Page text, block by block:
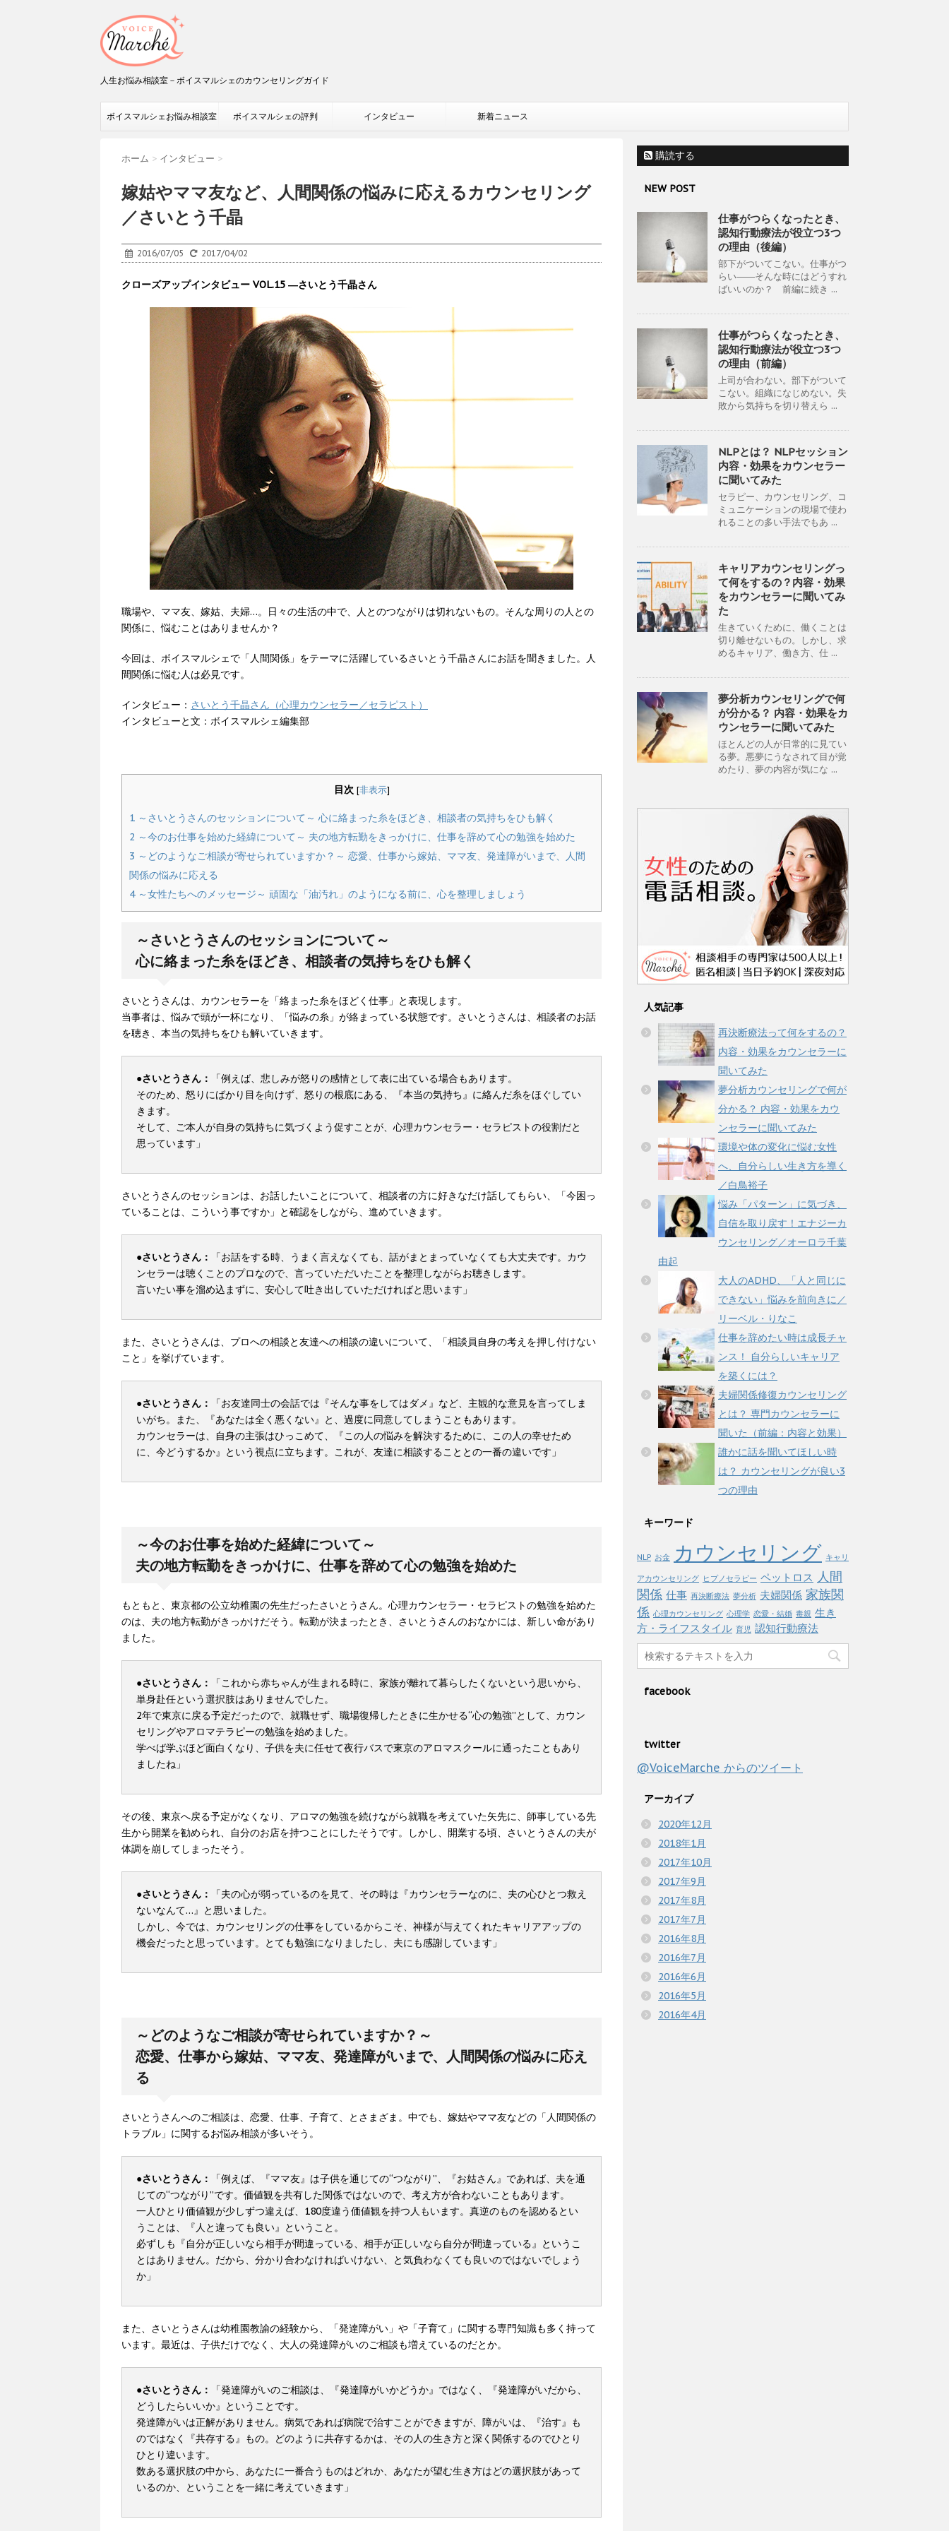
人生お悩み相談室－ボイスマルシェのカウンセリングガイド
ボイスマルシェお悩み相談室 ボイスマルシェの評判 インタビュー 新着ニュース
ホーム > インタビュー >
嫁姑やママ友など、人間関係の悩みに応えるカウンセリング
／さいとう千晶
2016/07/05 2017/04/02
クローズアップインタビュー VOL.15 ―さいとう千晶さん
職場や、ママ友、嫁姑、夫婦…。日々の生活の中で、人とのつながりは切れないもの。そんな周りの人との
関係に、悩むことはありませんか？
今回は、ボイスマルシェで「人間関係」をテーマに活躍しているさいとう千晶さんにお話を聞きました。人
間関係に悩む人は必見です。
インタビュー： さいとう千晶さん（心理カウンセラー／セラピスト）
インタビューと文：ボイスマルシェ編集部
目次 [非表示]
1 ～さいとうさんのセッションについて～ 心に絡まった糸をほどき、相談者の気持ちをひも解く
2 ～今のお仕事を始めた経緯について～ 夫の地方転勤をきっかけに、仕事を辞めて心の勉強を始めた
3 ～どのようなご相談が寄せられていますか？～ 恋愛、仕事から嫁姑、ママ友、発達障がいまで、人間
関係の悩みに応える
4～女性たちへのメッセージ～ 頑固な「油汚れ」のようになる前に、心を整理しましょう
～さいとうさんのセッションについて～
心に絡まった糸をほどき、相談者の気持ちをひも解く
さいとうさんは、カウンセラーを「絡まった糸をほどく仕事」と表現します。
当事者は、悩みで頭が一杯になり、「悩みの糸」が絡まっている状態です。さいとうさんは、相談者のお話
を聴き、本当の気持ちをひも解いていきます。
●さいとうさん：
「例えば、悲しみが怒りの感情として表に出ている場合もあります。
そのため、怒りにばかり目を向けず、怒りの根底にある、『本当の気持ち』に絡んだ糸をほぐしてい
きます。
そして、ご本人が自身の気持ちに気づくよう促すことが、心理カウンセラー・セラピストの役割だと
思っています」
さいとうさんのセッションは、お話したいことについて、相談者の方に好きなだけ話してもらい、「今困っ
ていることは、こういう事ですか」と確認をしながら、進めていきます。
●さいとうさん：
「お話をする時、うまく言えなくても、話がまとまっていなくても大丈夫です。カウ
ンセラーは聴くことのプロなので、言っていただいたことを整理しながらお聴きします。
言いたい事を溜め込まずに、安心して吐き出していただければと思います」
また、さいとうさんは、プロへの相談と友達への相談の違いについて、「相談員自身の考えを押し付けない
こと」を挙げています。
●さいとうさん：
「お友達同士の会話では『そんな事をしてはダメ』など、主観的な意見を言ってしま
いがち。また、『あなたは全く悪くない』と、過度に同意してしまうこともあります。
カウンセラーは、自身の主張はひっこめて、『この人の悩みを解決するために、この人の幸せため
に、今どうするか』という視点に立ちます。これが、友達に相談することとの一番の違いです」
～今のお仕事を始めた経緯について～
夫の地方転勤をきっかけに、仕事を辞めて心の勉強を始めた
もともと、東京都の公立幼稚園の先生だったさいとうさん。心理カウンセラー・セラピストの勉強を始めた
のは、夫の地方転勤がきっかけだそう。転勤が決まったとき、さいとうさんのおなかには、新しい命があり
ました。
●さいとうさん：
「これから赤ちゃんが生まれる時に、家族が離れて暮らしたくないという思いから、
単身赴任という選択肢はありませんでした。
2年で東京に戻る予定だったので、就職せず、職場復帰したときに生かせる“心の勉強”として、カウン
セリングやアロマテラピーの勉強を始めました。
学べば学ぶほど面白くなり、子供を夫に任せて夜行バスで東京のアロマスクールに通ったこともあり
ましたね」
その後、東京へ戻る予定がなくなり、アロマの勉強を続けながら就職を考えていた矢先に、師事している先
生から開業を勧められ、自分のお店を持つことにしたそうです。しかし、開業する頃、さいとうさんの夫が
体調を崩してしまったそう。
●さいとうさん：
「夫の心が弱っているのを見て、その時は『カウンセラーなのに、夫の心ひとつ救え
ないなんて…』と思いました。
しかし、今では、カウンセリングの仕事をしているからこそ、神様が与えてくれたキャリアアップの
機会だったと思っています。とても勉強になりましたし、夫にも感謝しています」
～どのようなご相談が寄せられていますか？～
恋愛、仕事から嫁姑、ママ友、発達障がいまで、人間関係の悩みに応え
る
さいとうさんへのご相談は、恋愛、仕事、子育て、とさまざま。中でも、嫁姑やママ友などの「人間関係の
トラブル」に関するお悩み相談が多いそう。
●さいとうさん：
「例えば、『ママ友』は子供を通じての“つながり”、『お姑さん』であれば、夫を通
じての“つながり”です。価値観を共有した関係ではないので、考え方が合わないこともあります。
一人ひとり価値観が少しずつ違えば、180度違う価値観を持つ人もいます。真逆のものを認めるとい
うことは、『人と違っても良い』ということ。
必ずしも『自分が正しいなら相手が間違っている、相手が正しいなら自分が間違っている』というこ
とはありません。だから、分かり合わなければいけない、と気負わなくても良いのではないでしょう
か」
また、さいとうさんは幼稚園教諭の経験から、「発達障がい」や「子育て」に関する専門知識も多く持って
います。最近は、子供だけでなく、大人の発達障がいのご相談も増えているのだとか。
●さいとうさん：
「発達障がいのご相談は、『発達障がいかどうか』ではなく、『発達障がいだから、
どうしたらいいか』ということです。
発達障がいは正解がありません。病気であれば病院で治すことができますが、障がいは、『治す』も
のではなく『共存する』もの。どのように共存するかは、その人の生き方と深く関係するのでひとり
ひとり違います。
数ある選択肢の中から、あなたに一番合うものはどれか、あなたが望む生き方はどの選択肢があって
いるのか、ということを一緒に考えていきます」
購読する
NEW POST
仕事がつらくなったとき、
認知行動療法が役立つ3つ
の理由（後編）
部下がついてこない。仕事がつ
らい――そんな時にはどうすれ
ばいいのか？ 前編に続き ...
仕事がつらくなったとき、
認知行動療法が役立つ3つ
の理由（前編）
上司が合わない。部下がついて
こない。組織になじめない。失
敗から気持ちを切り替えら ...
NLPとは？ NLPセッション
内容・効果をカウンセラー
に聞いてみた
セラピー、カウンセリング、コ
ミュニケーションの現場で使わ
れることの多い手法でもあ ...
キャリアカウンセリングっ
て何をするの？内容・効果
をカウンセラーに聞いてみ
た
生きていくために、働くことは
切り離せないもの。しかし、求
めるキャリア、働き方、仕 ...
夢分析カウンセリングで何
が分かる？ 内容・効果をカ
ウンセラーに聞いてみた
ほとんどの人が日常的に見てい
る夢。悪夢にうなされて目が覚
めたり、夢の内容が気にな ...
人気記事
再決断療法って何をするの？
内容・効果をカウンセラーに
聞いてみた
夢分析カウンセリングで何が
分かる？ 内容・効果をカウ
ンセラーに聞いてみた
環境や体の変化に悩む女性
へ、自分らしい生き方を導く
／白鳥裕子
悩み「パターン」に気づき、
自信を取り戻す！エナジーカ
ウンセリング／オーロラ千葉
由起
大人のADHD、「人と同じに
できない」悩みを前向きに／
リーベル・りなこ
仕事を辞めたい時は成長チャ
ンス！ 自分らしいキャリア
を築くには？
夫婦関係修復カウンセリング
とは？ 専門カウンセラーに
聞いた（前編：内容と効果）
誰かに話を聞いてほしい時
は？ カウンセリングが良い3
つの理由
キーワード
NLP お金 カウンセリング キャリ
アカウンセリング ヒプノセラピー ペットロス 人間
関係 仕事 再決断療法 夢分析 夫婦関係 家族関
係 心理カウンセリング 心理学 恋愛・結婚 毒親 生き
方・ライフスタイル 育児 認知行動療法
facebook
twitter
@VoiceMarche からのツイート
アーカイブ
2020年12月
2018年1月
2017年10月
2017年9月
2017年8月
2017年7月
2016年8月
2016年7月
2016年6月
2016年5月
2016年4月